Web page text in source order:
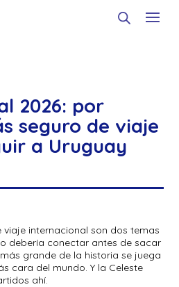
2026: por
seguro de viaje
a Uruguay
viaje internacional son dos temas
debería conectar antes de sacar
grande de la historia se juega
cara del mundo. Y la Celeste
ahí.